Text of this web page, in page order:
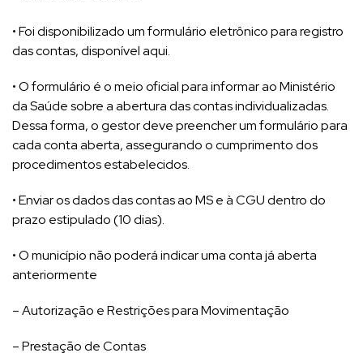
• Foi disponibilizado um formulário eletrônico para registro
das contas, disponível aqui.
• O formulário é o meio oficial para informar ao Ministério
da Saúde sobre a abertura das contas individualizadas.
Dessa forma, o gestor deve preencher um formulário para
cada conta aberta, assegurando o cumprimento dos
procedimentos estabelecidos.
• Enviar os dados das contas ao MS e à CGU dentro do
prazo estipulado (10 dias).
• O município não poderá indicar uma conta já aberta
anteriormente
– Autorização e Restrições para Movimentação
– Prestação de Contas